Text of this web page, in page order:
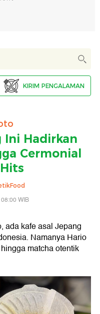
KIRIM PENGALAMAN
Ini Hadirkan
Cermonial
WIB
ada kafe asal Jepang
Namanya Hario
matcha otentik